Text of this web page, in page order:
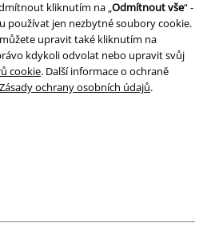
kliknutím na „Odmítnout vše“ -
používat jen nezbytné soubory cookie.
upravit také kliknutím na
kdykoli odvolat nebo upravit svůj
cookie. Další informace o ochraně
Zásady ochrany osobních údajů.